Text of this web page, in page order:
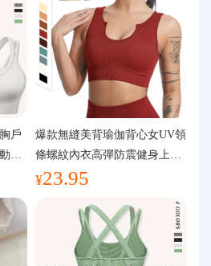
戶
瑜
爆款無縫美背瑜伽背心女UV領
條螺紋內衣高彈防震健身上裝
運動文胸
¥23.95